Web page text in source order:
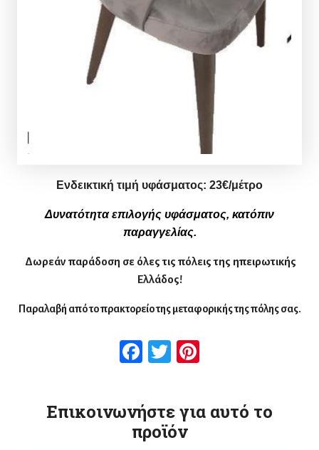
Ενδεικτική τιμή υφάσματος: 23€/μέτρο
Δυνατότητα επιλογής υφάσματος, κατόπιν
παραγγελίας.
Δωρεάν παράδοση σε όλες τις πόλεις της ηπειρωτικής
Ελλάδος!
Παραλαβή από το πρακτορείο της μεταφορικής της πόλης σας.
Facebook
Twitter
Επικοινωνήστε για αυτό το
προϊόν